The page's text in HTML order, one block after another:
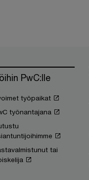
PwC:lle
työpaikat
työnantajana
tai